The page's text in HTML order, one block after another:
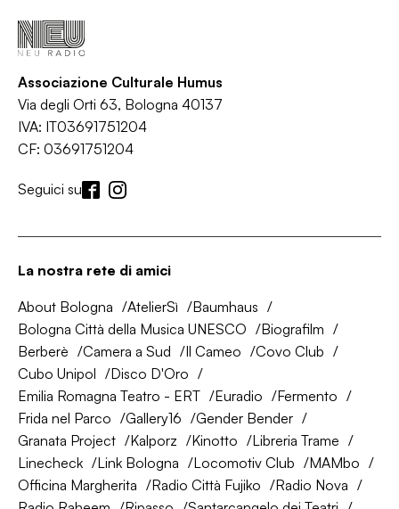
Associazione Culturale Humus
Via degli Orti 63, Bologna 40137
IVA: IT03691751204
CF: 03691751204
Seguici su
La nostra rete di amici
About Bologna AtelierSì
Baumhaus
Bologna Città della Musica UNESCO
Biografilm
Berberè
Camera a Sud Il Cameo
Covo Club
Cubo Unipol
Disco D'Oro
Emilia Romagna Teatro - ERT
Euradio
Fermento
Frida nel Parco
Gallery16
Gender Bender
Granata Project
Kalporz Kinotto
Libreria Trame
Linecheck
Link Bologna Locomotiv Club
MAMbo
Officina Margherita
Radio Città Fujiko
Radio Nova